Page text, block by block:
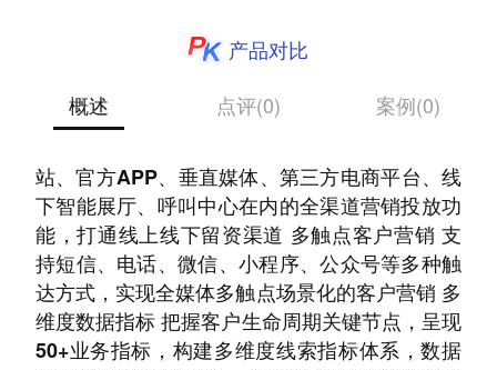
产品对比
概述
点评(0) 案例(0)
站、官方APP、垂直媒体、第三方电商平台、线
下智能展厅、呼叫中心在内的全渠道营销投放功
能，打通线上线下留资渠道 多触点客户营销 支
持短信、电话、微信、小程序、公众号等多种触
达方式，实现全媒体多触点场景化的客户营销 多
维度数据指标 把握客户生命周期关键节点，呈现
50+业务指标，构建多维度线索指标体系，数据